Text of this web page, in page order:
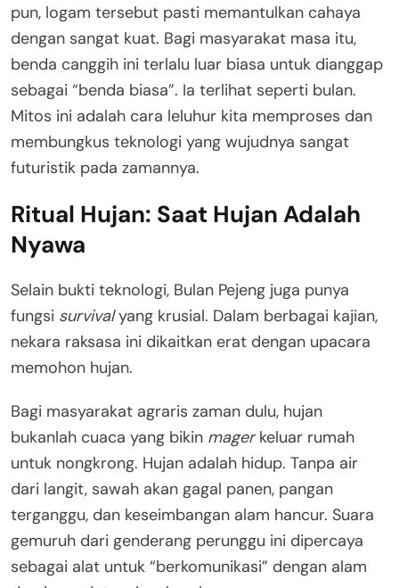
pun, logam tersebut pasti memantulkan cahaya
dengan sangat kuat. Bagi masyarakat masa itu,
benda canggih ini terlalu luar biasa untuk dianggap
sebagai “benda biasa”. Ia terlihat seperti bulan.
Mitos ini adalah cara leluhur kita memproses dan
membungkus teknologi yang wujudnya sangat
futuristik pada zamannya.
Ritual Hujan: Saat Hujan Adalah
Nyawa
Selain bukti teknologi, Bulan Pejeng juga punya
fungsi survivalyang krusial. Dalam berbagai kajian,
nekara raksasa ini dikaitkan erat dengan upacara
memohon hujan.
Bagi masyarakat agraris zaman dulu, hujan
bukanlah cuaca yang bikin magerkeluar rumah
untuk nongkrong. Hujan adalah hidup. Tanpa air
dari langit, sawah akan gagal panen, pangan
terganggu, dan keseimbangan alam hancur. Suara
gemuruh dari genderang perunggu ini dipercaya
sebagai alat untuk “berkomunikasi” dengan alam